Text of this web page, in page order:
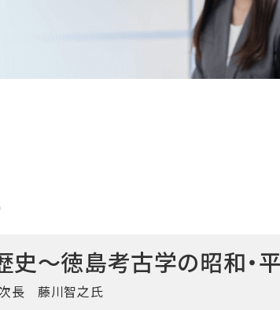
～徳島考古学の昭和・
長 藤川智之氏